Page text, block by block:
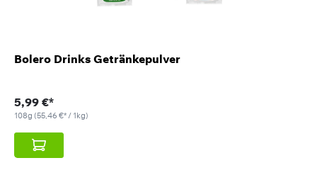
Bolero Drinks Getränkepulver
5,99 €*
108g (55,46 €* / 1kg)